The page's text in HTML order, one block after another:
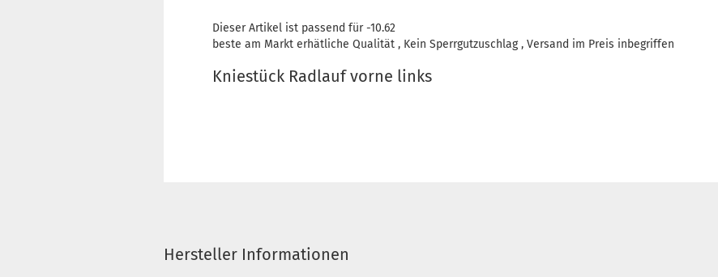
Dieser Artikel ist passend für -10.62
beste am Markt erhätliche Qualität , Kein Sperrgutzuschlag , Versand im Preis inbegriffen
Kniestück Radlauf vorne links
Hersteller Informationen